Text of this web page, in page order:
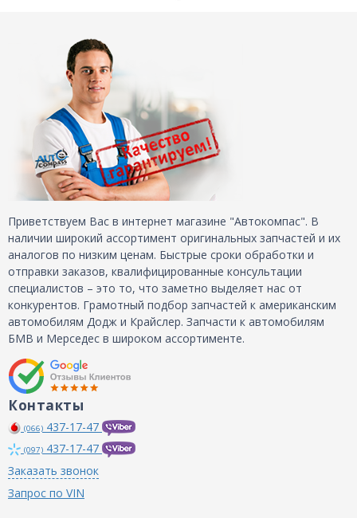
Приветствуем Вас в интернет магазине "Автокомпас". В
наличии широкий ассортимент оригинальных запчастей и их
аналогов по низким ценам. Быстрые сроки обработки и
отправки заказов, квалифицированные консультации
специалистов – это то, что заметно выделяет нас от
конкурентов. Грамотный подбор запчастей к американским
автомобилям Додж и Крайслер. Запчасти к автомобилям
БМВ и Мерседес в широком ассортименте.
Контакты
(066) 437-17-47
(097) 437-17-47
Заказать звонок
Запрос по VIN